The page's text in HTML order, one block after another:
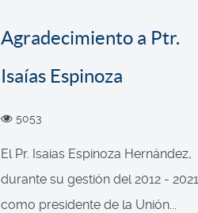
Agradecimiento a Ptr.
Isaías Espinoza
5053
El Pr. Isaias Espinoza Hernández,
durante su gestión del 2012 - 2021
como presidente de la Unión...